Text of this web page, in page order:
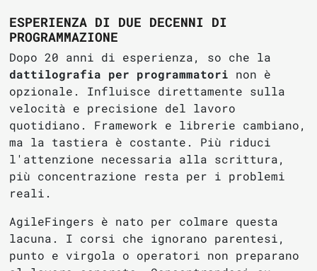
ESPERIENZA DI DUE DECENNI DI
PROGRAMMAZIONE
Dopo 20 anni di esperienza, so che la
dattilografia per programmatori non è
opzionale. Influisce direttamente sulla
velocità e precisione del lavoro
quotidiano. Framework e librerie cambiano,
ma la tastiera è costante. Più riduci
l'attenzione necessaria alla scrittura,
più concentrazione resta per i problemi
reali.
AgileFingers è nato per colmare questa
lacuna. I corsi che ignorano parentesi,
punto e virgola o operatori non preparano